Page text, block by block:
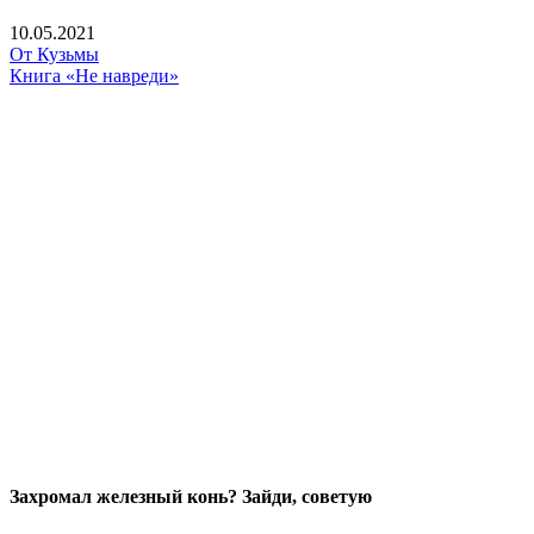
10.05.2021
От Кузьмы
Книга «Не навреди»
Захромал железный конь? Зайди, советую